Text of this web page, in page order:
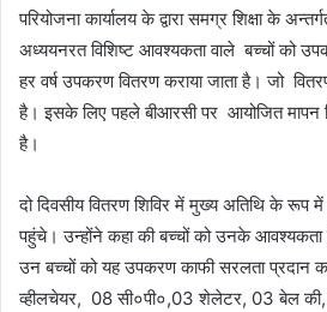
परियोजना कार्यालय के द्वारा समग्र शिक्षा के
अध्ययनरत विशिष्ट आवश्यकता वाले बच्चों को
हर वर्ष उपकरण वितरण कराया जाता है। जो
है। इसके लिए पहले बीआरसी पर आयोजित मापन
है।
दो दिवसीय वितरण शिविर में मुख्य अतिथि के रूप में
पहुंचे। उन्होंने कहा की बच्चों को उनके
उन बच्चों को यह उपकरण काफी सरलता प्रदान
व्हीलचेयर, 08 सी०पी०,03 शेलेटर, 03 बेल